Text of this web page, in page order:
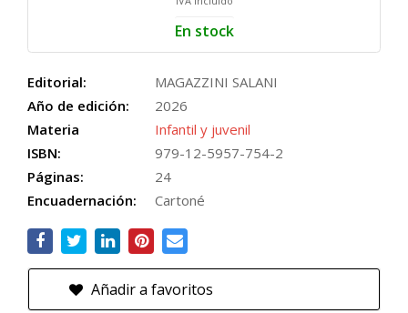
En stock
Editorial:
MAGAZZINI SALANI
Año de edición:
2026
Materia
Infantil y juvenil
ISBN:
979-12-5957-754-2
Páginas:
24
Encuadernación:
Cartoné
Añadir a favoritos